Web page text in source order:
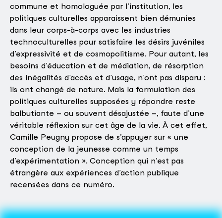
commune et homologuée par l’institution, les
politiques culturelles apparaissent bien démunies
dans leur corps-à-corps avec les industries
technoculturelles pour satisfaire les désirs juvéniles
d’expressivité et de cosmopolitisme. Pour autant, les
besoins d’éducation et de médiation, de résorption
des inégalités d’accès et d’usage, n’ont pas disparu :
ils ont changé de nature. Mais la formulation des
politiques culturelles supposées y répondre reste
balbutiante – ou souvent désajustée –, faute d’une
véritable réflexion sur cet âge de la vie. À cet effet,
Camille Peugny propose de s’appuyer sur « une
conception de la jeunesse comme un temps
d’expérimentation ». Conception qui n’est pas
étrangère aux expériences d’action publique
recensées dans ce numéro.